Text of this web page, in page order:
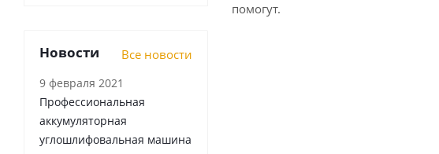
помогут.
Новости Все новости
9 февраля 2021
Профессиональная
аккумуляторная
углошлифовальная машина